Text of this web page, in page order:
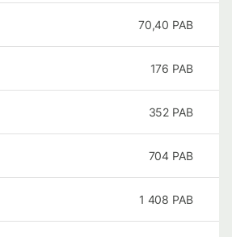
70,40 PAB
176 PAB
352 PAB
704 PAB
1 408 PAB